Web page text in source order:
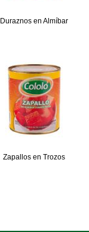
Duraznos en Almíbar
Zapallos en Trozos